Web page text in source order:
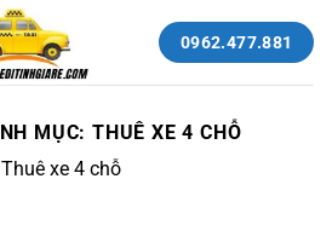
0962.477.881
MỤC: THUÊ XE 4 CHỖ
Thuê xe 4 chỗ